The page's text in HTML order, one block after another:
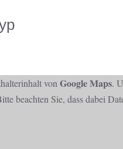
von Google Maps.
beachten Sie, dass dabei